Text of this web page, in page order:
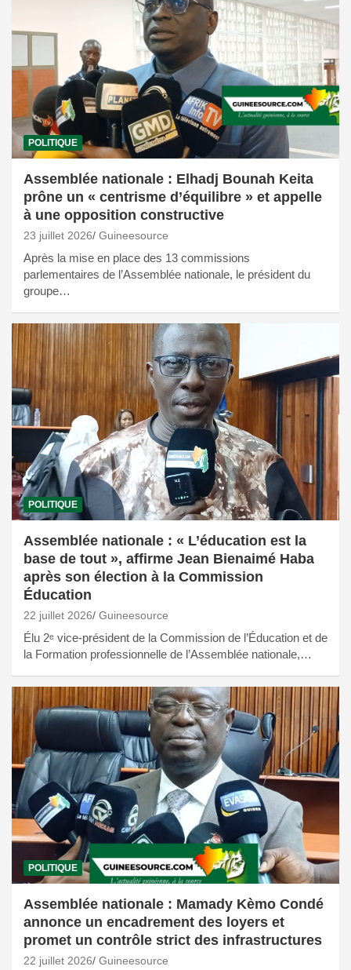
POLITIQUE
Assemblée nationale : Elhadj Bounah Keita
prône un « centrisme d’équilibre » et appelle
à une opposition constructive
23 juillet 2026 Guineesource
Après la mise en place des 13 commissions
parlementaires de l’Assemblée nationale, le président du
groupe…
POLITIQUE
Assemblée nationale : « L’éducation est la
base de tout », affirme Jean Bienaimé Haba
après son élection à la Commission
Éducation
22 juillet 2026 Guineesource
Élu 2ᵉ vice-président de la Commission de l’Éducation et de
la Formation professionnelle de l’Assemblée nationale,…
POLITIQUE
Assemblée nationale : Mamady Kèmo Condé
annonce un encadrement des loyers et
promet un contrôle strict des infrastructures
22 juillet 2026 Guineesource